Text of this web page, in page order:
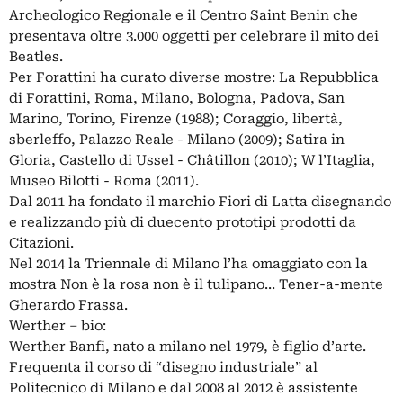
Archeologico Regionale e il Centro Saint Benin che
presentava oltre 3.000 oggetti per celebrare il mito dei
Beatles.
Per Forattini ha curato diverse mostre: La Repubblica
di Forattini, Roma, Milano, Bologna, Padova, San
Marino, Torino, Firenze (1988); Coraggio, libertà,
sberleffo, Palazzo Reale - Milano (2009); Satira in
Gloria, Castello di Ussel - Châtillon (2010); W l’Itaglia,
Museo Bilotti - Roma (2011).
Dal 2011 ha fondato il marchio Fiori di Latta disegnando
e realizzando più di duecento prototipi prodotti da
Citazioni.
Nel 2014 la Triennale di Milano l’ha omaggiato con la
mostra Non è la rosa non è il tulipano... Tener-a-mente
Gherardo Frassa.
Werther – bio:
Werther Banfi, nato a milano nel 1979, è figlio d’arte.
Frequenta il corso di “disegno industriale” al
Politecnico di Milano e dal 2008 al 2012 è assistente